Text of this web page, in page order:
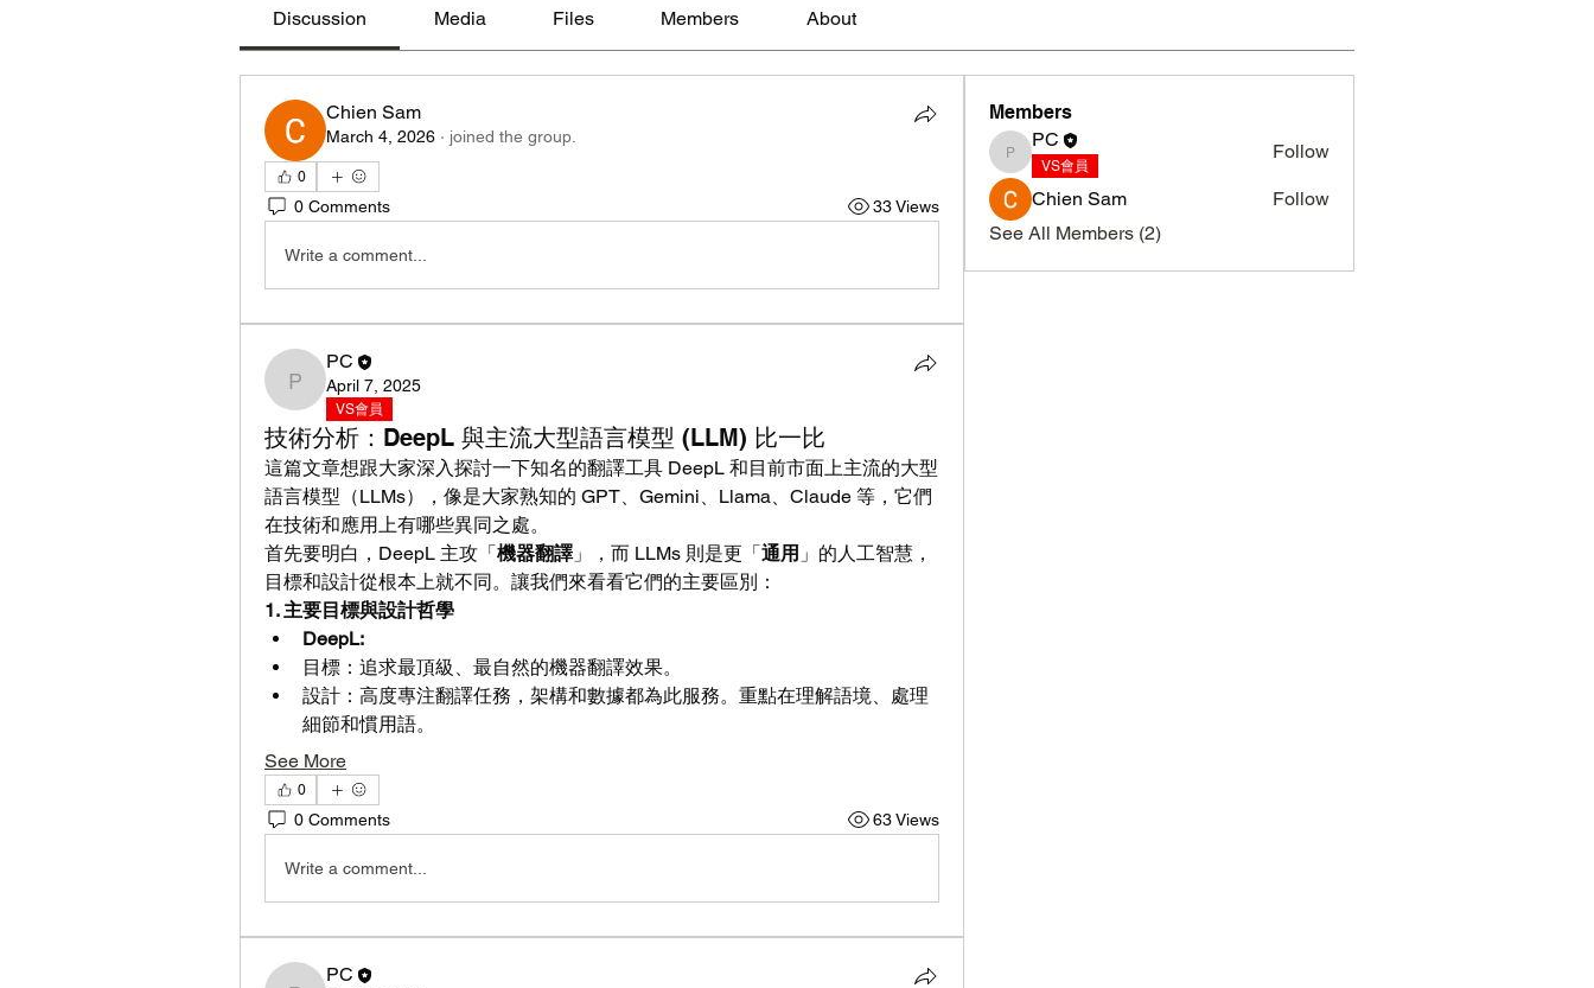
Discussion Media Files Members About
Chien Sam
March 4, 2026 · joined the group.
0
0 Comments 33 Views
Write a comment...
PC
PC
April 7, 2025
VS會員
技術分析：DeepL 與主流大型語言模型 (LLM) 比一比
這篇文章想跟大家深入探討一下知名的翻譯工具 DeepL 和目前市面上主流的大型
語言模型（LLMs），像是大家熟知的 GPT、Gemini、Llama、Claude 等，它們
在技術和應用上有哪些異同之處。
首先要明白，DeepL 主攻「機器翻譯 」，而 LLMs 則是更「通用 」的人工智慧，
目標和設計從根本上就不同。讓我們來看看它們的主要區別：
1. 主要目標與設計哲學
DeepL:
目標：追求最頂級、最自然的機器翻譯效果。
設計：高度專注翻譯任務，架構和數據都為此服務。重點在理解語境、處理
細節和慣用語。
See More
0
0 Comments 63 Views
Write a comment...
PC
Members
PC
PC
VS會員
Follow
Chien Sam
Follow
See All Members (2)